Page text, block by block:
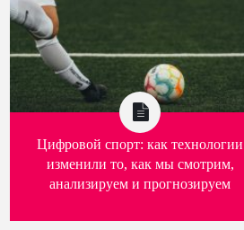
Цифровой спорт: как технологии
изменили то, как мы смотрим,
анализируем и прогнозируем